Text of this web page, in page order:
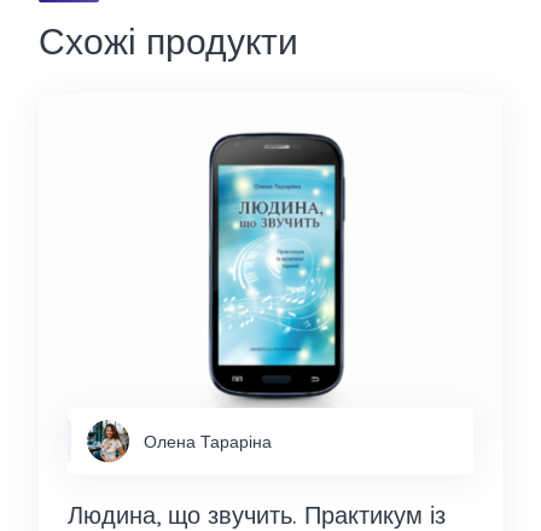
Схожі продукти
Олена Тараріна
Людина, що звучить. Практикум із